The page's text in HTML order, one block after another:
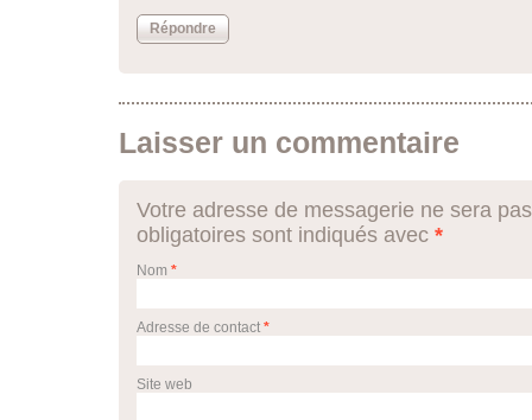
Répondre
Laisser un commentaire
Votre adresse de messagerie ne sera
obligatoires sont indiqués avec *
Nom *
Adresse de contact *
Site web